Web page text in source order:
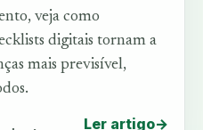
veja como
digitais tornam a
mais previsível,
Ler artigo→